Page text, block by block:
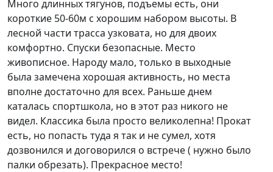
Много длинных тягунов, подъемы есть, они
короткие 50-60м с хорошим набором высоты. В
лесной части трасса узковата, но для двоих
комфортно. Спуски безопасные. Место
живописное. Народу мало, только в выходные
была замечена хорошая активность, но места
вполне достаточно для всех. Раньше днем
каталась спортшкола, но в этот раз никого не
видел. Классика была просто великолепна! Прокат
есть, но попасть туда я так и не сумел, хотя
дозвонился и договорился о встрече ( нужно было
палки обрезать). Прекрасное место!